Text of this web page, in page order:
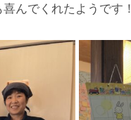
んでくれたようです！